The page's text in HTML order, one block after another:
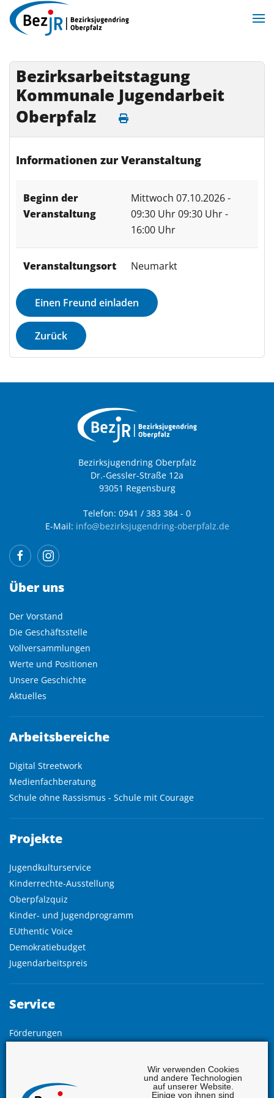
Wir verwenden Cookies
und andere Technologien
auf unserer Website.
Einige von ihnen sind
Zum Hauptinhalt springen
Bezirksarbeitstagung
Kommunale Jugendarbeit
Oberpfalz
Informationen zur Veranstaltung
Beginn der
Veranstaltung
Mittwoch 07.10.2026 -
09:30 Uhr09:30 Uhr -
16:00 Uhr
Veranstaltungsort Neumarkt
Einen Freund einladen
Zurück
Bezirksjugendring Oberpfalz
Dr.-Gessler-Straße 12a
93051 Regensburg
Telefon: 0941 / 383 384 - 0
E-Mail: info@bezirksjugendring-oberpfalz.de
Über uns
Der Vorstand
Die Geschäftsstelle
Vollversammlungen
Werte und Positionen
Unsere Geschichte
Aktuelles
Arbeitsbereiche
Digital Streetwork
Medienfachberatung
Schule ohne Rassismus - Schule mit Courage
Projekte
Jugendkulturservice
Kinderrechte-Ausstellung
Oberpfalzquiz
Kinder- und Jugendprogramm
EUthentic Voice
Demokratiebudget
Jugendarbeitspreis
Service
Förderungen
Vollversammlung